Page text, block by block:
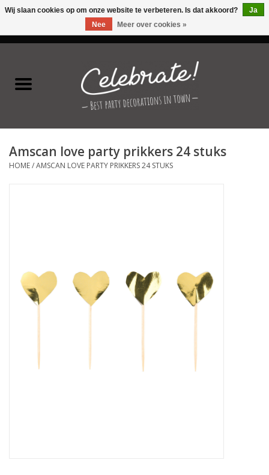
Latex ballonnen
Folie ballonnen
Verjaardag thema's
Cadeaus
Accessoires
Amscan love party prikkers 24 stuks
HOME/AMSCAN LOVE PARTY PRIKKERS 24 STUKS
Wij slaan cookies op om onze website te verbeteren. Is dat akkoord?
Ja
Nee
Meer over cookies »